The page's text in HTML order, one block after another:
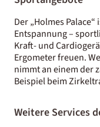
Der „Holmes
Entspannung –
Kraft- und
Ergometer freuen.
nimmt an einem der
Beispiel beim
Weitere Services